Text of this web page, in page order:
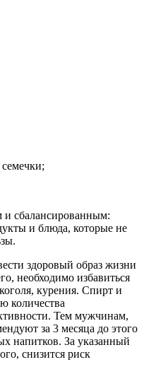
сбалансированным:
и блюда, которые не
здоровый образ жизни
необходимо избавиться
курения. Спирт и
количества
Тем мужчинам,
за 3 месяца до этого
напитков. За указанный
снизится риск